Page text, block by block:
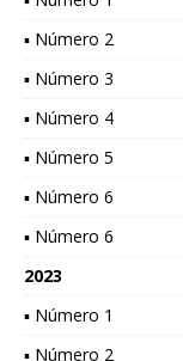
▪ Número 2
▪ Número 3
▪ Número 4
▪ Número 5
▪ Número 6
▪ Número 6
2023
▪ Número 1
▪ Número 2